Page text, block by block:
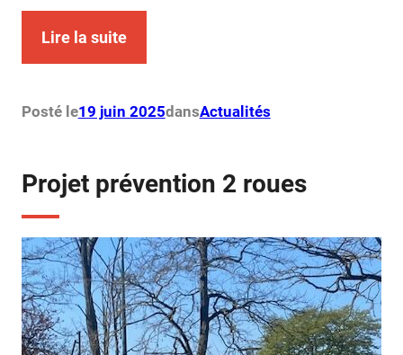
Lire la suite
Posté le19 juin 2025dansActualités
Projet prévention 2 roues